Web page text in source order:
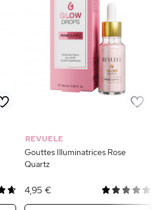
REVUELE
Gouttes Illuminatrices Rose
Quartz
4,95 €